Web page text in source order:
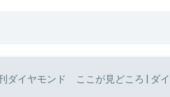
ダイヤモンド ここが見どころ | ダ